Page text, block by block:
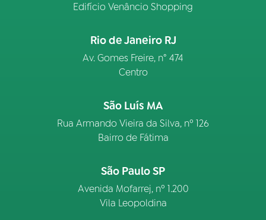
Edifício Venâncio Shopping
Rio de Janeiro RJ
Av. Gomes Freire, n° 474
Centro
São Luís MA
Rua Armando Vieira da Silva, nº 126
Bairro de Fátima
São Paulo SP
Avenida Mofarrej, nº 1.200
Vila Leopoldina